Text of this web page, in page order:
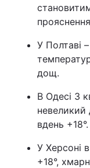
У Полтаві
дощ.
В Одесі 3
невеликий
вдень +18°.
У Херсоні
+18°,